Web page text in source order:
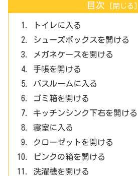
目次
トイレに入る
シューズボックスを開ける
メガネケースを開ける
手帳を開ける
バスルームに入る
ゴミ箱を開ける
キッチンシンク下右を開ける
寝室に入る
クローゼットを開ける
ピンクの箱を開ける
洗濯機を開ける